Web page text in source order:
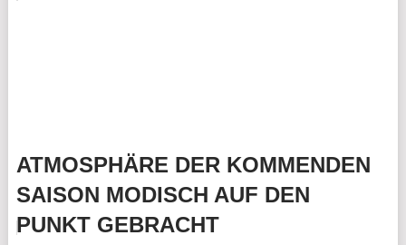
ATMOSPHÄRE DER KOMMENDEN
SAISON MODISCH AUF DEN
PUNKT GEBRACHT